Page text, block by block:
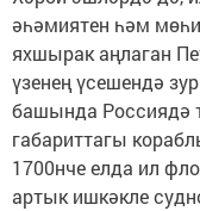
әһәмиятен һәм
яхшырак аңлаган
үзенең үсешендә
башында Россиядә
габариттагы
1700нче елда ил
артык ишкәкле